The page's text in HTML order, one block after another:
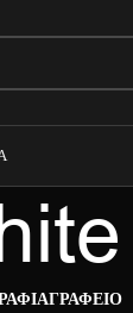
ΓΡΑΦΕΊΟ